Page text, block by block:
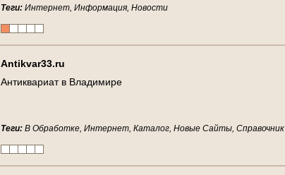
Теги: Интернет, Информация, Новости
Antikvar33.ru
Антиквариат в Владимире
Теги: В Обработке, Интернет, Каталог, Новые Сайты, Справочник